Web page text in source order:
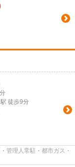
駅 徒歩9分
管理人常駐・都市ガス・